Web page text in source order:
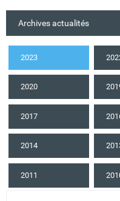
Archives actualités
2023
2020
2017
2014
2011